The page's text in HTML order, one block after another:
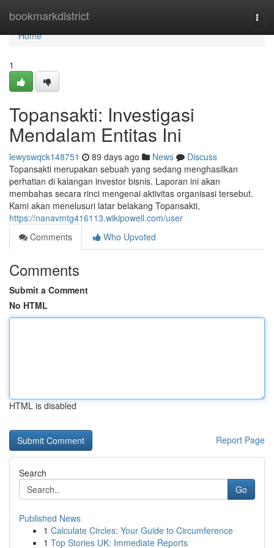
bookmarkdistrict
Home
Home
1
Topansakti: Investigasi
Mendalam Entitas Ini
lewyswqck148751 89 days ago News
Discuss
Topansakti merupakan sebuah yang sedang menghasilkan
perhatian di kalangan investor bisnis. Laporan ini akan
membahas secara rinci mengenai aktivitas organisasi tersebut.
Kami akan menelusuri latar belakang Topansakti,
https://nanavmtg416113.wikipowell.com/user
Comments
Who Upvoted
Comments
Submit a Comment
No HTML
HTML is disabled
Report Page
Search
Go
Published News
1 Calculate Circles: Your Guide to Circumference
1 Top Stories UK: Immediate Reports